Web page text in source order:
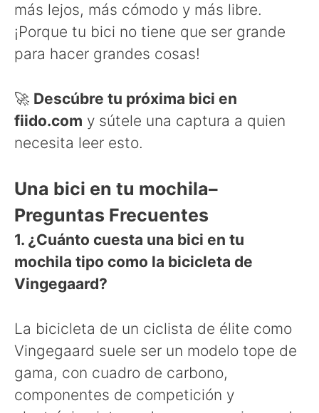
más lejos, más cómodo y más libre.
¡Porque tu bici no tiene que ser grande
para hacer grandes cosas!
🚀 Descúbre tu próxima bici en
fiido.com y sútele una captura a quien
necesita leer esto.
Una bici en tu mochila–
Preguntas Frecuentes
1. ¿Cuánto cuesta una bici en tu
mochila tipo como la bicicleta de
Vingegaard?
La bicicleta de un ciclista de élite como
Vingegaard suele ser un modelo tope de
gama, con cuadro de carbono,
componentes de competición y